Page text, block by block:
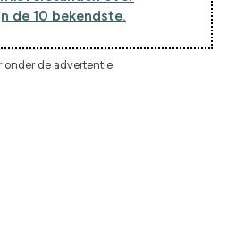
de 10 bekendste.
onder de advertentie